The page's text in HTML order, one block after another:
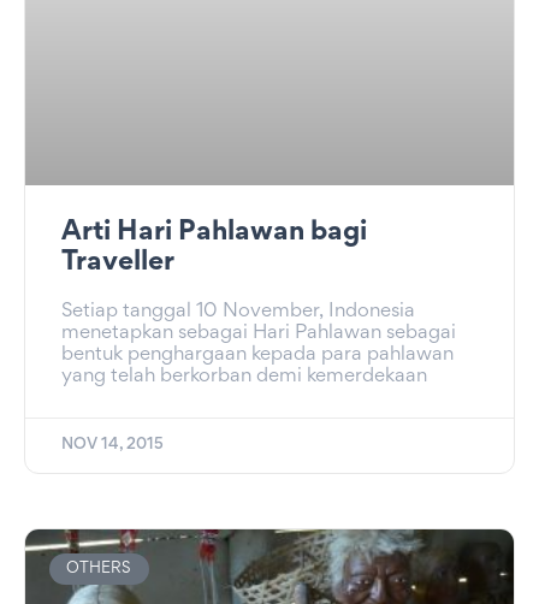
Arti Hari Pahlawan bagi
Traveller
Setiap tanggal 10 November, Indonesia
menetapkan sebagai Hari Pahlawan sebagai
bentuk penghargaan kepada para pahlawan
yang telah berkorban demi kemerdekaan
NOV 14, 2015
OTHERS